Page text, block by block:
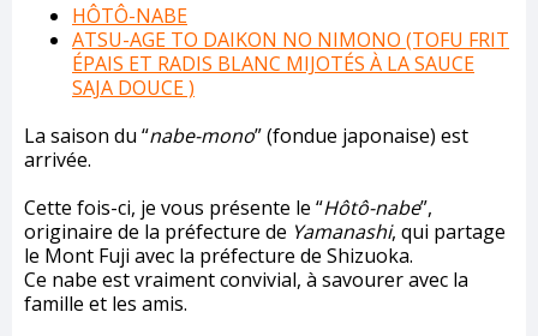
HÔTÔ-NABE
ATSU-AGE TO DAIKON NO NIMONO (TOFU FRIT
ÉPAIS ET RADIS BLANC MIJOTÉS À LA SAUCE
SAJA DOUCE )
La saison du “nabe-mono” (fondue japonaise) est
arrivée.
Cette fois-ci, je vous présente le “Hôtô-nabe”,
originaire de la préfecture de Yamanashi, qui partage
le Mont Fuji avec la préfecture de Shizuoka.
Ce nabe est vraiment convivial, à savourer avec la
famille et les amis.